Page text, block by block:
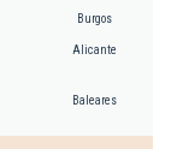
Burgos
Alicante
Baleares